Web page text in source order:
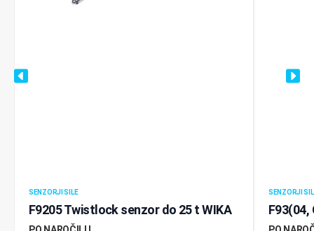
SENZORJI SILE
F9205 Twistlock senzor do 25 t WIKA
SENZORJI
F93(04,